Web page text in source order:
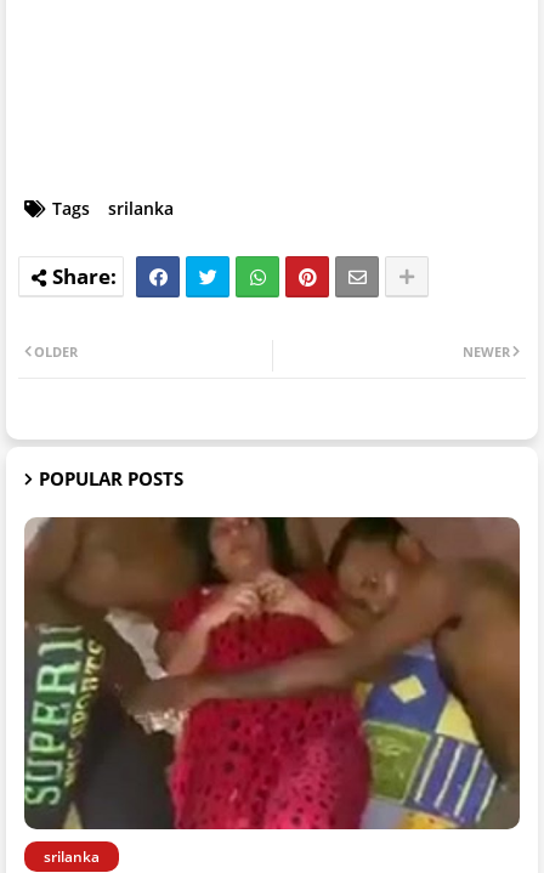
Tags srilanka
NEWER
OLDER
POPULAR POSTS
srilanka